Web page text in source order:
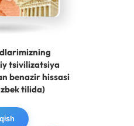
tsivilizatsiya
benazir hissasi
tilida)